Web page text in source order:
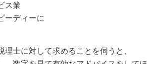
ス業
ーディーに
理士に対して求めることを伺うと、